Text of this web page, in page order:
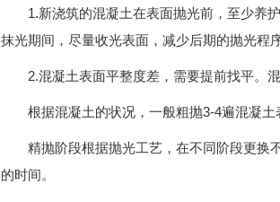
1.新浇筑的混凝土在表面抛光前，至少养
抹光期间，尽量收光表面，减少后期的抛光程序
2.混凝土表面平整度差，需要提前找平。
根据混凝土的状况，一般粗抛3-4遍混凝
精抛阶段根据抛光工艺，在不同阶段更换
的时间。